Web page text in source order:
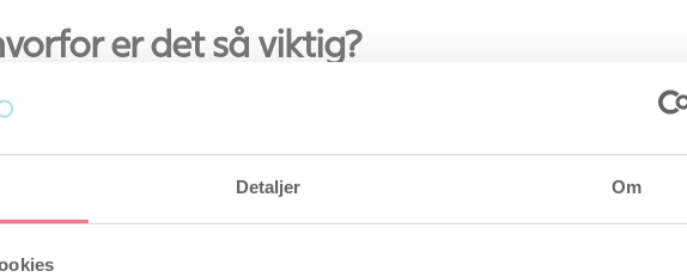
Detaljer Om
er det så viktig?
metabolitt av progesteron i urinen – hormonet som
av PdG 7–10 dager etter høyeste fruktbarhet
at en vellykket eggløsning har funnet sted.